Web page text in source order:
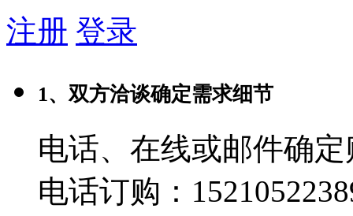
注册 登录
1、双方洽谈确定需求细节
电话、在线或邮件确
电话订购：